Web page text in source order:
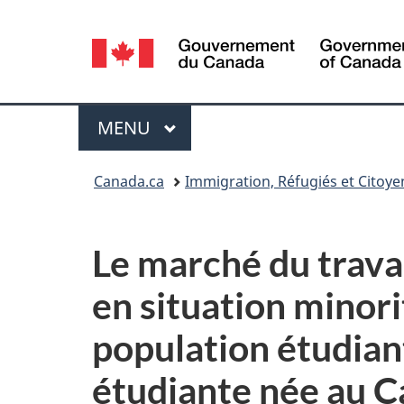
Sélection
de
la
langue
Menu
MENU PRINCIPAL
Canada.ca Immigration, Réfugiés et
Le marché du
en situation
population
étudiante née au